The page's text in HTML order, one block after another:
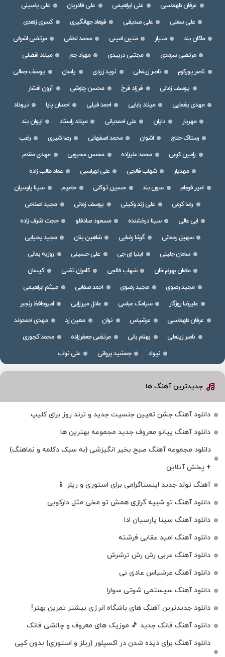
عرفان طهماسبی
علی ابراهیمی علی قادریان
علی یاسینی
علی سفلی
علی صدیقی فرهاد جهانگیری
کسری زاهدی
ماکان بند
متیار متین امینی محمد لطفی
مرتضی اشرفی
مرتضی سرمدی
مجتبی دربیدی مهراد جم
میلاد افضلی
ناصر پورکرم
ناصر زینعلی نوید زردی یاسان
یوسف جمالی
یوسف زمانی
فرزاد فرخ محسن چاوشی
آرون افشار
مهدی یغمایی
میلاد بابایی احمد فیلی احسان پایا
نیوداد
مهریار
دایان علی احمدیانی میلاد راستاد
ایوان بند
رستاک حلاج
اشوان محمد اصفهانی رضا شیری
راغب
رامین کرمی
محمد علیزاده محسن محبوبی
مهدی مقدم
مهدیار
شهاب فالجی علی لهراسبی
عماد طالب زاده
امیر فرجام
سون بند حسین توکلی حامیم
سینا پارسیان
رضا کرمی
علی زند وکیلی یوسف زمانی
مجید اصلاحی
ابی عالی
سینا درخشنده مسعود صادقلو
حجت اشرف زاده
سهیل رحمانی
گرشا رضایی شاهین بنان
مجید یحیایی
سامان جلیلی
ایلیا ای جی علی حسینی
روزبه بمانی
ماهان بهرام خان
شهاب فالجی کامران تفتی
کیسان
مجید رضوی
مجید رضوی احمد صفایی
میثم ابراهیمی
علیرضا روزگار
سیامک عباسی عادل میرزایی
امیرحافظ رنجبر
عرفان طهماسبی
عرشیاس نوان معین زد
مهدی احمدوند
ناصر زینعلی
بهنام بانی مرتضی جعفرزاده
محمد کجوری
نیواد
جمشید پروانی علی نواب
جدیدترین آهنگ ها
دانلود آهنگ جشن تعیین جنسیت جدید و ترند روز برای کلیپ
دانلود آهنگ پیانو معروف جدید مجموعه بهترین ها
دانلود مجموعه آهنگ صبح بخیر انگیزشی (به سبک دکلمه و نماهنگ)
+ پخش آنلاین
آهنگ تولد جدید اینستاگرامی برای استوری و ریلز 📱
دانلود آهنگ تو شبیه گرازی همش تو مخی مثل دارکوبی
دانلود آهنگ سینا پارسیان ادا
دانلود آهنگ امید عقابی فرشته
دانلود آهنگ عربی رش رش ترشرش
دانلود آهنگ عرشیاس عادی نی
دانلود آهنگ سیستمی شوتی سوارا
دانلود جدیدترین آهنگ‌ های باشگاه انرژی بیشتر تمرین بهتر!
دانلود آهنگ فانک جدید 🎵 موزیک‌ های معروف و چالشی فانک
دانلود آهنگ برای دیده شدن در اکسپلور (ریلز و استوری) بدون کپی